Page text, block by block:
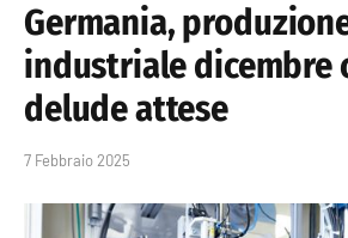
Germania,
industriale dicembre
delude attese
7 Febbraio 2025